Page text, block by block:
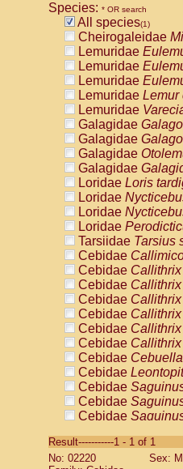
Species: * OR search
All species(1)
Cheirogaleidae
Lemuridae
Lemuridae
Lemuridae
Lemuridae Lemur
Lemuridae
Galagidae
Galagidae
Galagidae
Galagidae
Loridae Loris
Loridae
Loridae
Loridae
Tarsiidae Tarsius
Cebidae
Cebidae
Cebidae
Cebidae
Cebidae
Cebidae
Cebidae Callithrix
Cebidae
Cebidae
Cebidae
Cebidae
Cebidae
Cebidae
Cebidae
Result-----------1 - 1 of 1
No: 02220
Sex: M